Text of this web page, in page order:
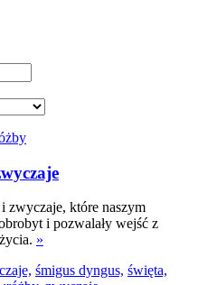
zwyczaje, które naszym
i pozwalały wejść z
»
śmigus dyngus, święta,